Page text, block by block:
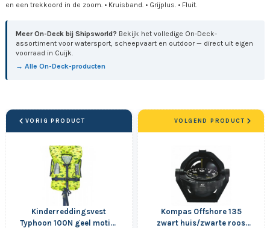
en een trekkoord in de zoom. • Kruisband. • Grijplus. • Fluit.
Meer On-Deck bij Shipsworld? Bekijk het volledige On-Deck-
assortiment voor watersport, scheepvaart en outdoor — direct uit eigen
voorraad in Cuijk.
→ Alle On-Deck-producten
VORIG PRODUCT
Kinderreddingsvest
Typhoon 100N geel motief
Kompas Offshore 135
zwart huis/zwarte roos
VOLGEND PRODUCT